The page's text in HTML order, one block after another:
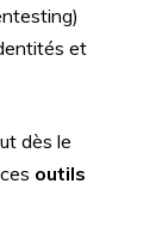
et
dès le
outils